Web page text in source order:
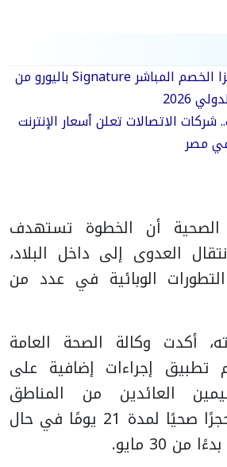
تفاصيل بطاقة فيزا الخصم المباشر Signature باليورو من
2026
شركات الاتصالات تعلن أسعار الإنترنت
مصر
أن الخطوة تستهدف
العدوى إلى داخل البلاد،
الوبائية في عدد من
أكدت وكالة الصحة العامة
تطبيق إجراءات إضافية على
العائدين من المناطق
المتضررة، تشمل حجرًا صحيًا لمدة 21 يومًا في حال
30 مايو.